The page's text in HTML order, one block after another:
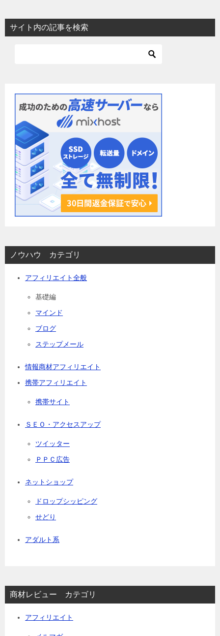
ビ
ゲ
サイト内の記事を検索
ノウハウ カテゴリ
アフィリエイト全般
基礎編
マインド
ブログ
ステップメール
情報商材アフィリエイト
携帯アフィリエイト
携帯サイト
ＳＥＯ・アクセスアップ
ツイッター
ＰＰＣ広告
ネットショップ
ドロップシッピング
せどり
アダルト系
商材レビュー カテゴリ
アフィリエイト